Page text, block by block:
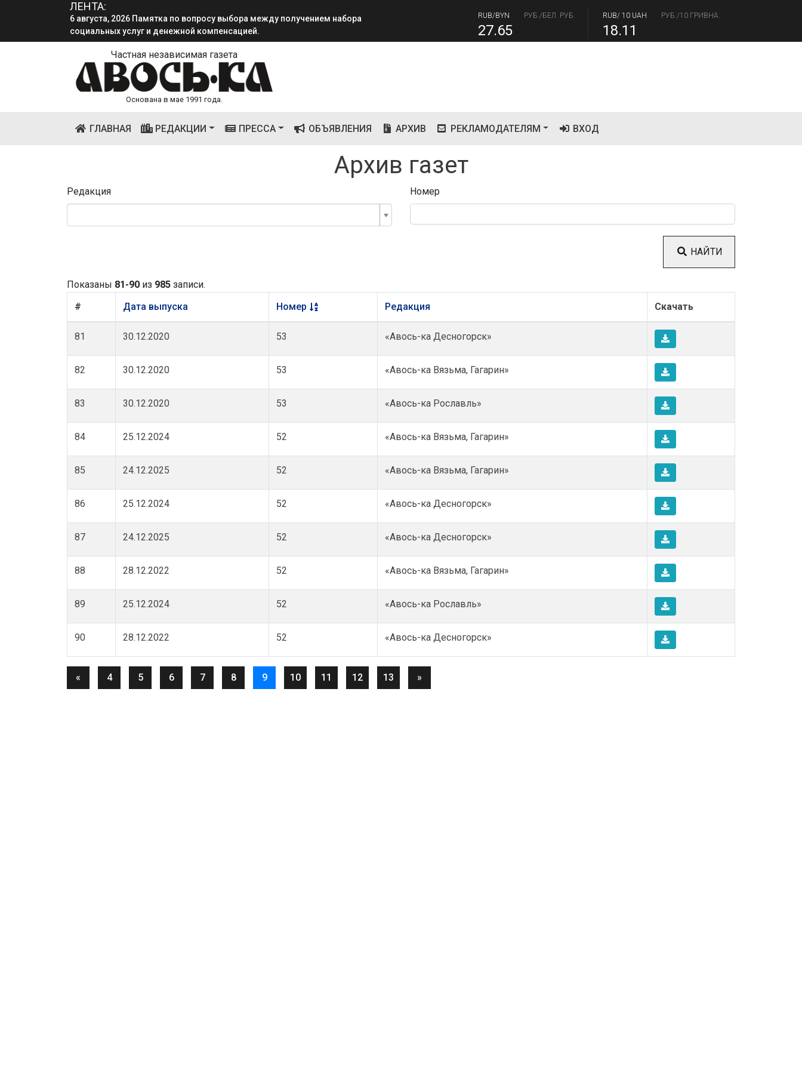
ЛЕНТА:
6 августа, 2026 Памятка по вопросу выбора между получением набора
социальных услуг и денежной компенсацией.
RUB/BYN РУБ./БЕЛ. РУБ.
27.65
RUB/ 10 UAH РУБ./10 ГРИВНА.
18.11
Частная независимая газета
Основана в мае 1991 года.
ГЛАВНАЯ(CURRENT)РЕДАКЦИИ ПРЕССА ОБЪЯВЛЕНИЯ АРХИВ РЕКЛАМОДАТЕЛЯМ ВХОД
Архив газет
Редакция Номер
НАЙТИ
Показаны 81-90 из 985 записи.
#
Дата выпуска Номер Редакция Скачать
81 30.12.2020 53 «Авось-ка Десногорск»
82 30.12.2020 53 «Авось-ка Вязьма, Гагарин»
83 30.12.2020 53 «Авось-ка Рославль»
84 25.12.2024 52 «Авось-ка Вязьма, Гагарин»
85 24.12.2025 52 «Авось-ка Вязьма, Гагарин»
86 25.12.2024 52 «Авось-ка Десногорск»
87 24.12.2025 52 «Авось-ка Десногорск»
88 28.12.2022 52 «Авось-ка Вязьма, Гагарин»
89 25.12.2024 52 «Авось-ка Рославль»
90 28.12.2022 52 «Авось-ка Десногорск»
« 4 5 6 7 8 9 10 11 12 13 »